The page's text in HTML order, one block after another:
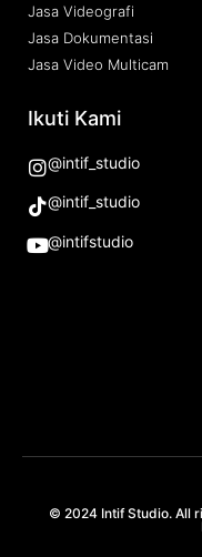
Jasa Videografi
Jasa Dokumentasi
Jasa Video Multicam
Ikuti Kami
@intif_studio
@intif_studio
@intifstudio
© 2024 Intif Studio. All